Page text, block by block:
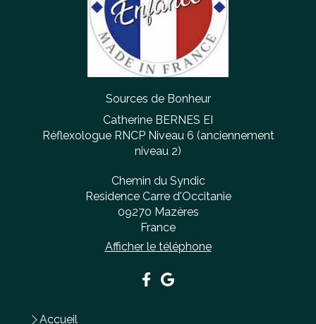
Sources de Bonheur
Catherine BERNES EI
Réflexologue RNCP Niveau 6 (anciennement
niveau 2)
Chemin du Syndic
Residence Carre d'Occitanie
09270 Mazères
France
Afficher le téléphone
Accueil